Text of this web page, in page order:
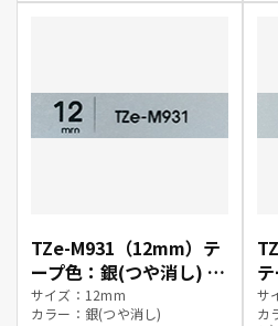
TZe-M931（12mm）テ
ープ色：銀(つや消し) /
黒文字
サイズ：12mm
カラー：銀(つや消し)
サ
カ